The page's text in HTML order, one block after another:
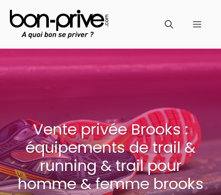
au
contenu
Vente privée Brooks :
équipements de trail &
running & trail pour
homme & femme brooks